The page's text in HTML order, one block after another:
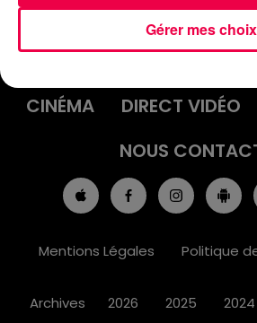
ACCUEIL INFOS
CINÉMA
DIRECT VIDÉO
NOUS
Mentions Légales Politique
Archives 2026 2025 2024
Gérer mes choix